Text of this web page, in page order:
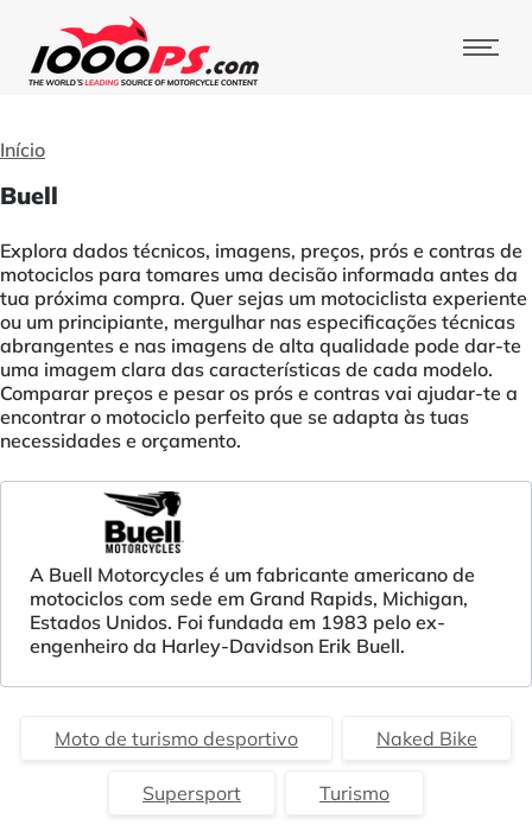
Início
Buell
Explora dados técnicos, imagens, preços, prós e contras de
motociclos para tomares uma decisão informada antes da
tua próxima compra. Quer sejas um motociclista experiente
ou um principiante, mergulhar nas especificações técnicas
abrangentes e nas imagens de alta qualidade pode dar-te
uma imagem clara das características de cada modelo.
Comparar preços e pesar os prós e contras vai ajudar-te a
encontrar o motociclo perfeito que se adapta às tuas
necessidades e orçamento.
A Buell Motorcycles é um fabricante americano de
motociclos com sede em Grand Rapids, Michigan,
Estados Unidos. Foi fundada em 1983 pelo ex-
engenheiro da Harley-Davidson Erik Buell.
Moto de turismo desportivo Naked Bike
Supersport Turismo